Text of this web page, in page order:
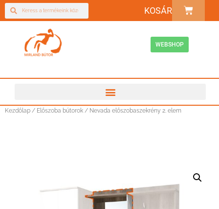
KOSÁR
WEBSHOP
Kezdőlap / Előszoba bútorok / Nevada előszobaszekrény 2. elem